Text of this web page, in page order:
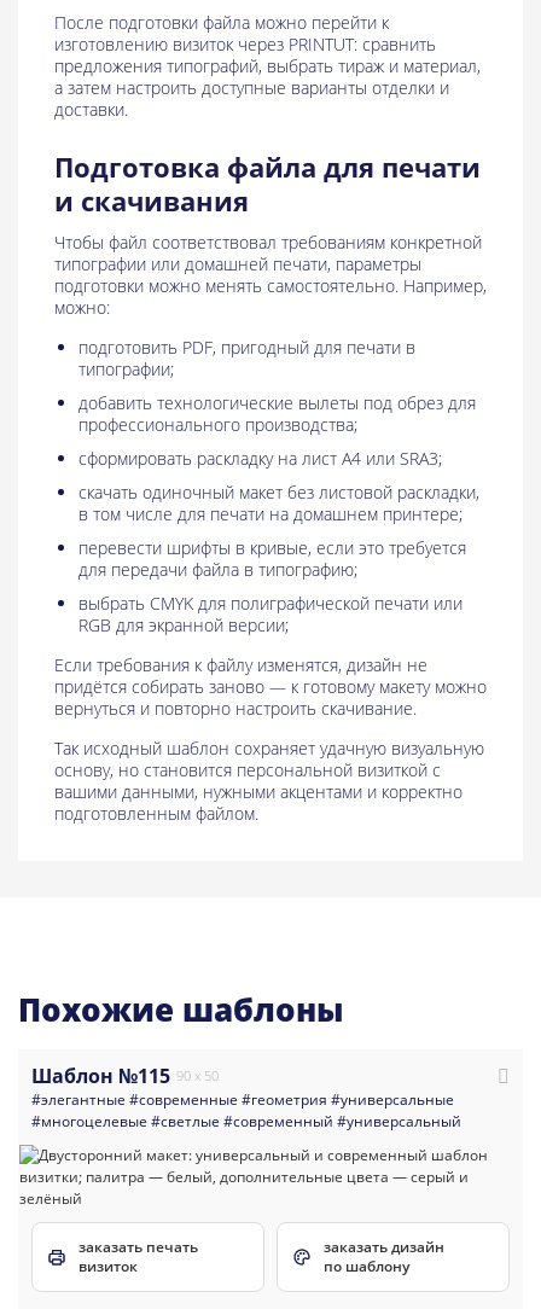
После подготовки файла можно перейти к
изготовлению визиток через PRINTUT: сравнить
предложения типографий, выбрать тираж и материал,
а затем настроить доступные варианты отделки и
доставки.
Подготовка файла для печати
и скачивания
Чтобы файл соответствовал требованиям конкретной
типографии или домашней печати, параметры
подготовки можно менять самостоятельно. Например,
можно:
подготовить PDF, пригодный для печати в
типографии;
добавить технологические вылеты под обрез для
профессионального производства;
сформировать раскладку на лист A4 или SRA3;
скачать одиночный макет без листовой раскладки,
в том числе для печати на домашнем принтере;
перевести шрифты в кривые, если это требуется
для передачи файла в типографию;
выбрать CMYK для полиграфической печати или
RGB для экранной версии;
Если требования к файлу изменятся, дизайн не
придётся собирать заново — к готовому макету можно
вернуться и повторно настроить скачивание.
Так исходный шаблон сохраняет удачную визуальную
основу, но становится персональной визиткой с
вашими данными, нужными акцентами и корректно
подготовленным файлом.
Похожие шаблоны
Шаблон №115 90 x 50
#элегантные #современные #геометрия #универсальные
#многоцелевые #светлые #современный #универсальный
заказать печать
визиток
заказать дизайн
по шаблону